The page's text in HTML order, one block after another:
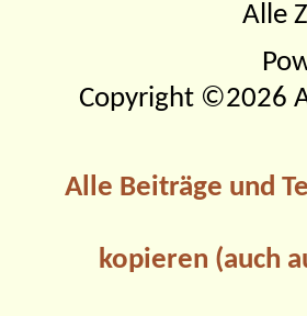
Alle
Copyright ©2026
Alle Beiträge und
kopieren (auch